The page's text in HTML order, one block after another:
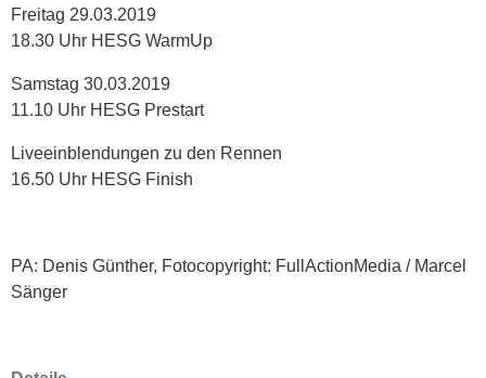
Freitag 29.03.2019
18.30 Uhr HESG WarmUp
Samstag 30.03.2019
11.10 Uhr HESG Prestart
Liveeinblendungen zu den Rennen
16.50 Uhr HESG Finish
PA: Denis Günther, Fotocopyright: FullActionMedia / Marcel
Sänger